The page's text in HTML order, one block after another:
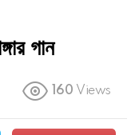
গান
160 Views